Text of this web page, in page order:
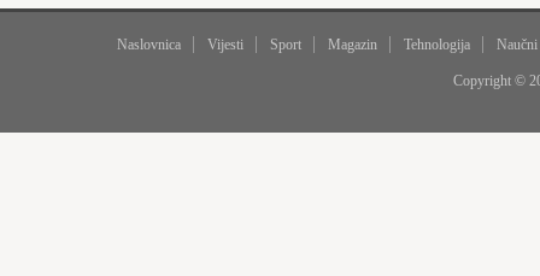
Naslovnica Vijesti Sport Magazin Tehnologija
Copyright ©